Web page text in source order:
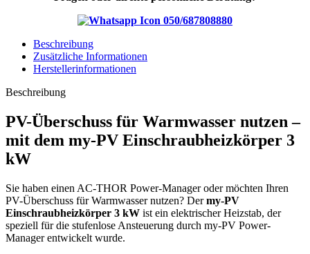
050/687808880
Beschreibung
Zusätzliche Informationen
Herstellerinformationen
Beschreibung
PV-Überschuss für Warmwasser nutzen –
mit dem my-PV Einschraubheizkörper 3
kW
Sie haben einen AC-THOR Power-Manager oder möchten Ihren
PV-Überschuss für Warmwasser nutzen? Dermy-PV
Einschraubheizkörper 3 kW ist ein elektrischer Heizstab, der
speziell für die stufenlose Ansteuerung durch my-PV Power-
Manager entwickelt wurde.